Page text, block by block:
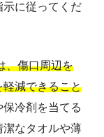
示に従ってくだ
、傷口周辺を
減できること
冷剤を当てる
潔なタオルや薄